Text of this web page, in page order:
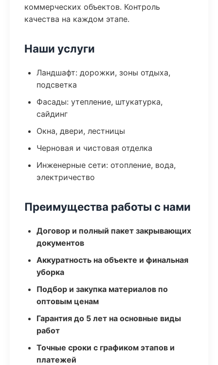
коммерческих объектов. Контроль
качества на каждом этапе.
Наши услуги
Ландшафт: дорожки, зоны отдыха,
подсветка
Фасады: утепление, штукатурка,
сайдинг
Окна, двери, лестницы
Черновая и чистовая отделка
Инженерные сети: отопление, вода,
электричество
Преимущества работы с нами
Договор и полный пакет закрывающих
документов
Аккуратность на объекте и финальная
уборка
Подбор и закупка материалов по
оптовым ценам
Гарантия до 5 лет на основные виды
работ
Точные сроки с графиком этапов и
платежей